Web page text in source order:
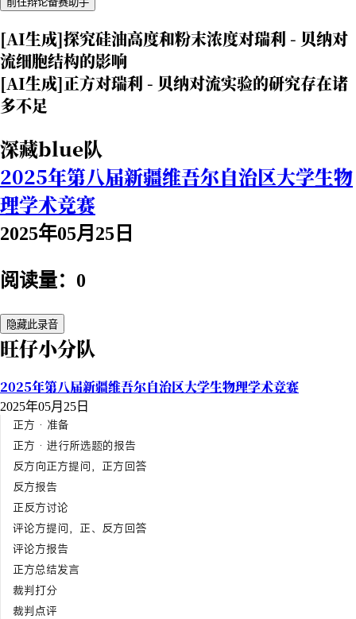
[AI生成]探究硅油高度和粉末浓度对瑞利 - 贝纳对
流细胞结构的影响
[AI生成]正方对瑞利 - 贝纳对流实验的研究存在诸
多不足
深藏blue队
2025年第八届新疆维吾尔自治区大学生物
理学术竞赛
2025年05月25日
阅读量：0
隐藏此录音
旺仔小分队
2025年第八届新疆维吾尔自治区大学生物理学术竞赛
2025年05月25日
正方 · 准备
正方 · 进行所选题的报告
反方向正方提问，正方回答
反方报告
正反方讨论
评论方提问，正、反方回答
评论方报告
正方总结发言
裁判打分
裁判点评